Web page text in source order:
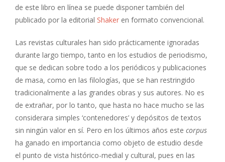
de este libro en línea se puede disponer también del
publicado por la editorial Shaker en formato convencional.
Las revistas culturales han sido prácticamente ignoradas
durante largo tiempo, tanto en los estudios de periodismo,
que se dedican sobre todo a los periódicos y publicaciones
de masa, como en las filologías, que se han restringido
tradicionalmente a las grandes obras y sus autores. No es
de extrañar, por lo tanto, que hasta no hace mucho se las
considerara simples ‘contenedores’ y depósitos de textos
sin ningún valor en sí. Pero en los últimos años este corpus
ha ganado en importancia como objeto de estudio desde
el punto de vista histórico-medial y cultural, pues en las